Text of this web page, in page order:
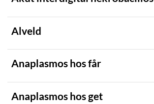
Alveld
Anaplasmos hos får
Anaplasmos hos get